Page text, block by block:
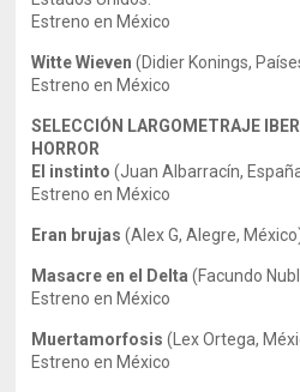
Estreno en México
Witte Wieven (Didier Konings,
Estreno en México
SELECCIÓN LARGOMETRAJE
HORROR
El instinto (Juan Albarracín,
Estreno en México
Eran brujas (Alex G, Alegre,
Masacre en el Delta (Facundo
Estreno en México
Muertamorfosis (Lex Ortega,
Estreno en